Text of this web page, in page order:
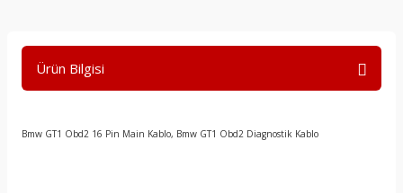
Ürün Bilgisi
Bmw GT1 Obd2 16 Pin Main Kablo, Bmw GT1 Obd2 Diagnostik Kablo